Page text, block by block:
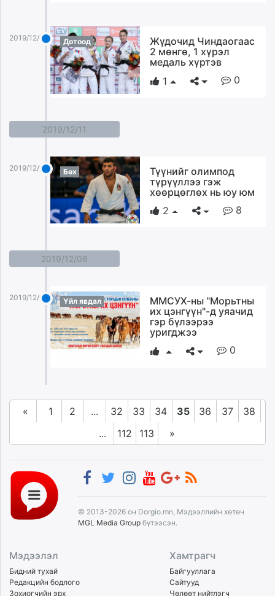
2019/12/13 Дотоод
Жүдочид Чиндаогаас
2 мөнгө, 1 хүрэл
медаль хүртэв
1
0
2019/12/11
2019/12/11 Бөх
Түүнийг олимпод
түрүүллээ гэж
хөөрцөглөх нь юу юм
2
8
2019/12/08
2019/12/08 Үйл явдал
ММСУХ-ны "Морьтны
их цэнгүүн"-д уяачид
гэр бүлээрээ
уригджээ
0
« 1 2 ... 32 33 34 35 36 37
38
...
112 113 »
© 2013-2026 он Dorgio.mn, Мэдээллийн хөтөч
MGL Media Group бүтээсэн.
Мэдээлэл
Бидний тухай
Редакцийн бодлого
Зохиогчийн эрх
Хамтрагч
Байгууллага
Сайтууд
Чөлөөт нийтлэгч